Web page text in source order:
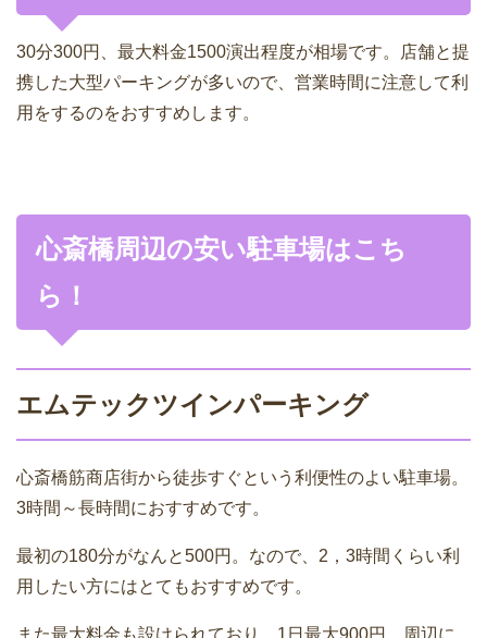
30分300円、最大料金1500演出程度が相場です。店舗と提
携した大型パーキングが多いので、営業時間に注意して利
用をするのをおすすめします。
心斎橋周辺の安い駐車場はこち
ら！
エムテックツインパーキング
心斎橋筋商店街から徒歩すぐという利便性のよい駐車場。
3時間～長時間におすすめです。
最初の180分がなんと500円。なので、2，3時間くらい利
用したい方にはとてもおすすめです。
また最大料金も設けられており、1日最大900円。周辺に